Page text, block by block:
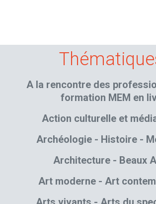
A la rencontre des
formation MEM en
Action culturelle et
Archéologie - Histoire -
Architecture - Beaux
Art moderne - Art